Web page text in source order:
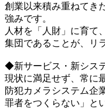
創業以来積み重ねてき
強みです。
人材を「人財」に育て
集団であることが、リ
◆新サービス・新シス
現状に満足せず、常に
防犯カメラシステム企
罪者をつくらない」と